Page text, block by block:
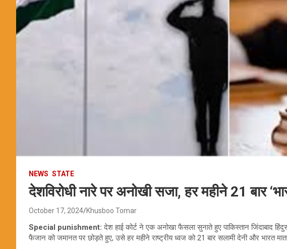
NEWS STATE
देशविरोधी नारे पर अनोखी सजा, हर महीने 21 बार
October 17, 2024 Khusboo Tomar
Special punishment: देश हाई कोर्ट ने एक अनोखा फैसला सुनाते हुए पाकिस्तान जिंदाबाद
फैजान को जमानत पर छोड़ते हुए, उसे हर महीने राष्ट्रीय ध्वज को 21 बार सलामी देनी और भारत